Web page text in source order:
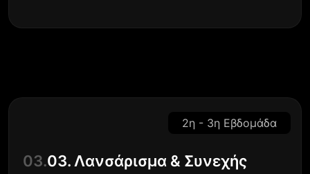
2η - 3η Εβδομάδα
03.03. Λανσάρισμα & Συνεχής